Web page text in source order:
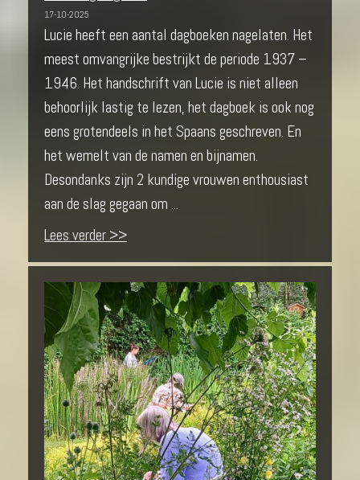
17-10-2025
Lucie heeft een aantal dagboeken nagelaten. Het
meest omvangrijke bestrijkt de periode 1937 –
1946. Het handschrift van Lucie is niet alleen
behoorlijk lastig te lezen, het dagboek is ook nog
eens grotendeels in het Spaans geschreven. En
het wemelt van de namen en bijnamen.
Desondanks zijn 2 kundige vrouwen enthousiast
aan de slag gegaan om ...
Lees verder >>